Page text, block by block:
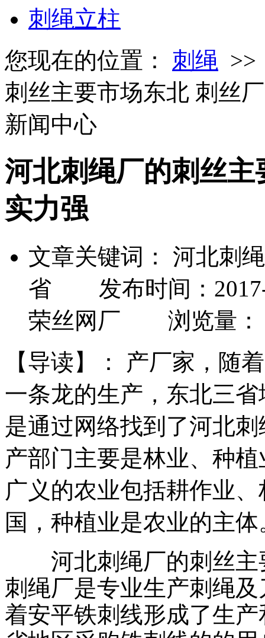
刺绳立柱
您现在的位置： 刺绳
刺丝主要市场东北 刺丝
新闻中心
河北刺绳厂的刺丝
实力强
文章关键词： 河北刺
省 发布时间：
荣丝网厂 浏览量：
【导读】：
产厂家，随
一条龙的生产，东北三
是通过网络找到了河北
产部门主要是林业、种
广义的农业包括耕作业
国，种植业是农业的主
河北刺绳厂的刺丝主
刺绳厂是专业生产刺绳
着安平铁刺线形成了生